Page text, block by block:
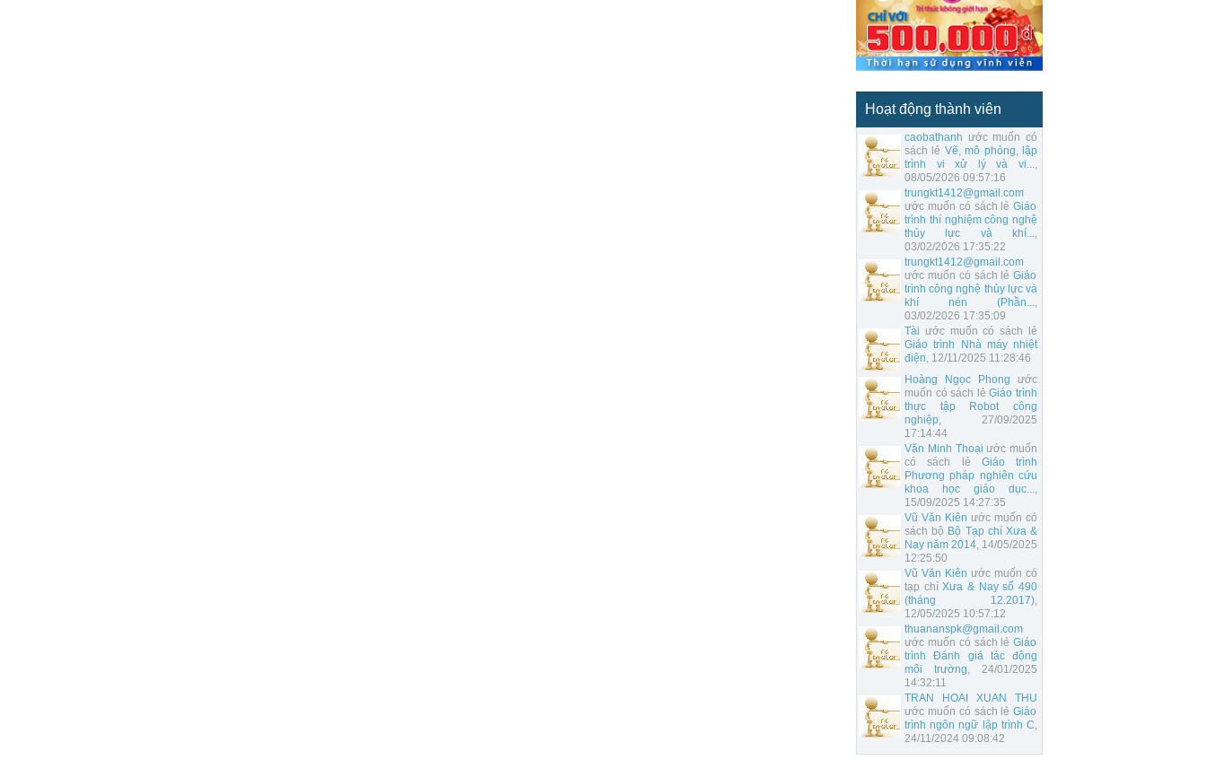
Hoạt động thành viên
caobathanh ước muốn có
sách lẻ Vẽ, mô phỏng, lập
trình vi xử lý và vi...,
08/05/2026 09:57:16
trungkt1412@gmail.com
ước muốn có sách lẻGiáo
trình thí nghiệm công nghệ
thủy lực và khí...,
03/02/2026 17:35:22
trungkt1412@gmail.com
ước muốn có sách lẻGiáo
trình công nghệ thủy lực và
khí nén (Phần...,
03/02/2026 17:35:09
Tài ước muốn có sách lẻ
Giáo trình Nhà máy nhiệt
điện, 12/11/2025 11:28:46
Hoàng Ngọc Phong ước
muốn có sách lẻGiáo trình
thực tập Robot công
nghiệp, 27/09/2025
17:14:44
Văn Minh Thoại ước muốn
có sách lẻ Giáo trình
Phương pháp nghiên cứu
khoa học giáo dục...,
15/09/2025 14:27:35
Vũ Văn Kiên ước muốn có
sách bộ Bộ Tạp chí Xưa &
Nay năm 2014, 14/05/2025
12:25:50
Vũ Văn Kiên ước muốn có
tạp chíXưa & Nay số 490
(tháng 12.2017),
12/05/2025 10:57:12
thuananspk@gmail.com
ước muốn có sách lẻGiáo
trình Đánh giá tác động
môi trường, 24/01/2025
14:32:11
TRAN HOAI XUAN THU
ước muốn có sách lẻGiáo
trình ngôn ngữ lập trình C,
24/11/2024 09:08:42